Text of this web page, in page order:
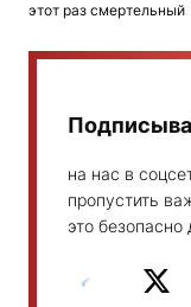
этот раз смертельный
на нас в
пропустить
это безопасно